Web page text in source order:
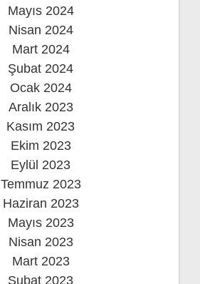
Mayıs 2024
Nisan 2024
Mart 2024
Şubat 2024
Ocak 2024
Aralık 2023
Kasım 2023
Ekim 2023
Eylül 2023
Temmuz 2023
Haziran 2023
Mayıs 2023
Nisan 2023
Mart 2023
Şubat 2023